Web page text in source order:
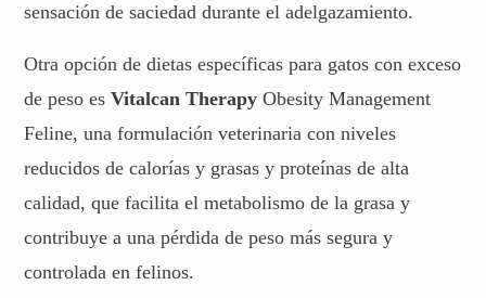
sensación de saciedad durante el adelgazamiento.
Otra opción de dietas específicas para gatos con exceso
de peso es Vitalcan Therapy Obesity Management
Feline, una formulación veterinaria con niveles
reducidos de calorías y grasas y proteínas de alta
calidad, que facilita el metabolismo de la grasa y
contribuye a una pérdida de peso más segura y
controlada en felinos.